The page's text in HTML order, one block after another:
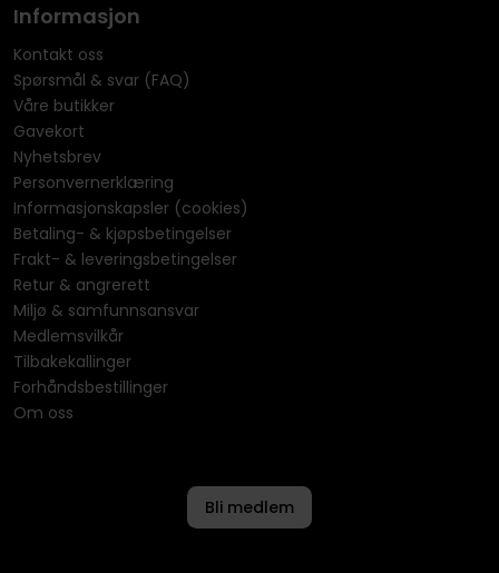
Informasjon
Kontakt oss
Spørsmål & svar (FAQ)
Våre butikker
Gavekort
Nyhetsbrev
Personvernerklæring
Informasjonskapsler (cookies)
Betaling- & kjøpsbetingelser
Frakt- & leveringsbetingelser
Retur & angrerett
Miljø & samfunnsansvar
Medlemsvilkår
Tilbakekallinger
Forhåndsbestillinger
Om oss
Bli medlem